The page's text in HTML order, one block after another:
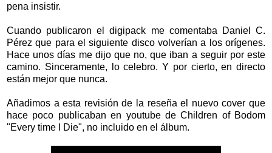
pena insistir.
Cuando publicaron el digipack me comentaba Daniel C.
Pérez que para el siguiente disco volverían a los orígenes.
Hace unos días me dijo que no, que iban a seguir por este
camino. Sinceramente, lo celebro. Y por cierto, en directo
están mejor que nunca.
Añadimos a esta revisión de la reseña el nuevo cover que
hace poco publicaban en youtube de Children of Bodom
"Every time I Die", no incluido en el álbum.